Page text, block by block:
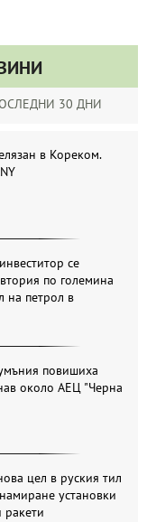
30 ДНИ
в Кореком.
се
по големина
на петрол в
повишиха
около АЕЦ "Черна
цел в руския тил
установки
ракети